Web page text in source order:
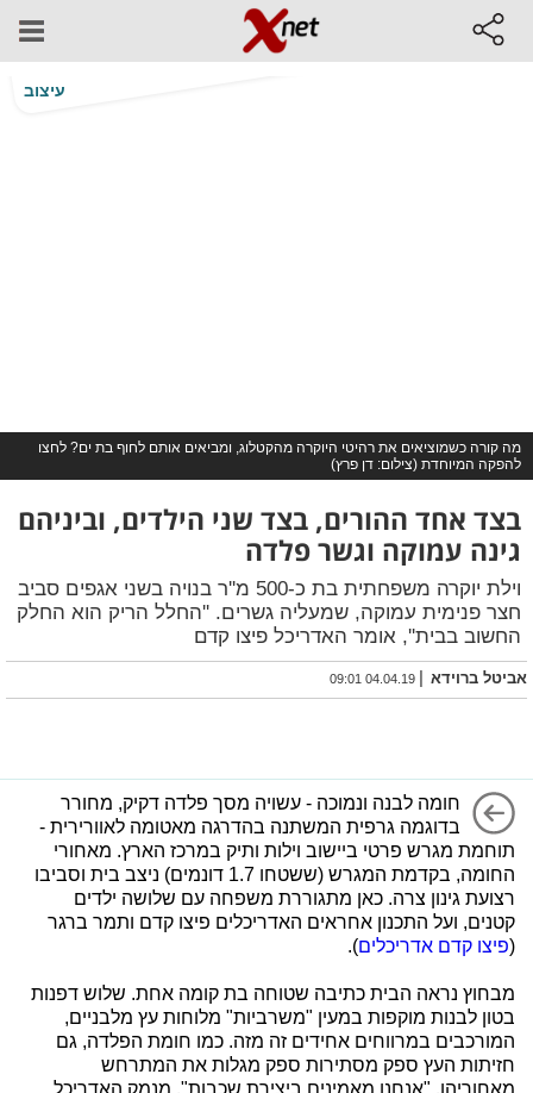
עיצוב
מה קורה כשמוציאים את רהיטי היוקרה מהקטלוג, ומביאים אותם לחוף בת ים? לחצו
להפקה המיוחדת (צילום: דן פרץ)
בצד אחד ההורים, בצד שני הילדים, וביניהם
גינה עמוקה וגשר פלדה
וילת יוקרה משפחתית בת כ-500 מ''ר בנויה בשני אגפים סביב
חצר פנימית עמוקה, שמעליה גשרים. ''החלל הריק הוא החלק
החשוב בבית'', אומר האדריכל פיצו קדם
אביטל ברוידא |
04.04.19 09:01
חומה לבנה ונמוכה - עשויה מסך פלדה דקיק, מחורר
בדוגמה גרפית המשתנה בהדרגה מאטומה לאוורירית -
תוחמת מגרש פרטי ביישוב וילות ותיק במרכז הארץ. מאחורי
החומה, בקדמת המגרש (ששטחו 1.7 דונמים) ניצב בית וסביבו
רצועת גינון צרה. כאן מתגוררת משפחה עם שלושה ילדים
קטנים, ועל התכנון אחראים האדריכלים פיצו קדם ותמר ברגר
(פיצו קדם אדריכלים).
מבחוץ נראה הבית כתיבה שטוחה בת קומה אחת. שלוש דפנות
בטון לבנות מוקפות במעין "משרביות" מלוחות עץ מלבניים,
המורכבים במרווחים אחידים זה מזה. כמו חומת הפלדה, גם
חזיתות העץ ספק מסתירות ספק מגלות את המתרחש
מאחוריהן. "אנחנו מאמינים ביצירת שכבות", מנמק האדריכל